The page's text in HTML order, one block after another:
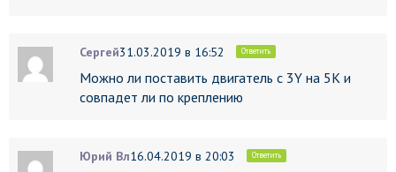
Сергей31.03.2019 в 16:52 Ответить
Можно ли поставить двигатель с 3Y на 5К и
совпадет ли по креплению
Юрий Вл16.04.2019 в 20:03 Ответить